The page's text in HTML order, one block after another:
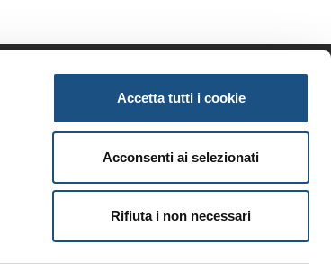
Accetta tutti i cookie
Acconsenti ai selezionati
Rifiuta i non necessari
Informazioni
Privacy
Condizioni generali